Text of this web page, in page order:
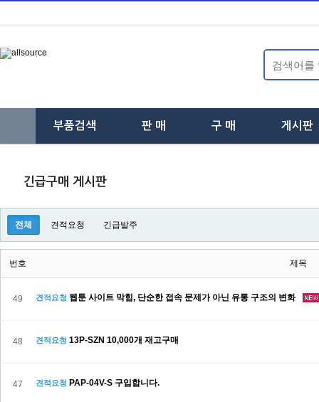
부품검색
위
분
류
판 매
분
류
구 매
분
류
게시판
긴급구매 게시판
전체 견적요청 긴급발주
번호 제목
49 견적요청 웹툰 사이트 막힘, 단순한 접속 문제가 아닌 유통 구조의 변화
48 견적요청 13P-SZN 10,000개 재고구매
47 견적요청 PAP-04V-S 구입합니다.